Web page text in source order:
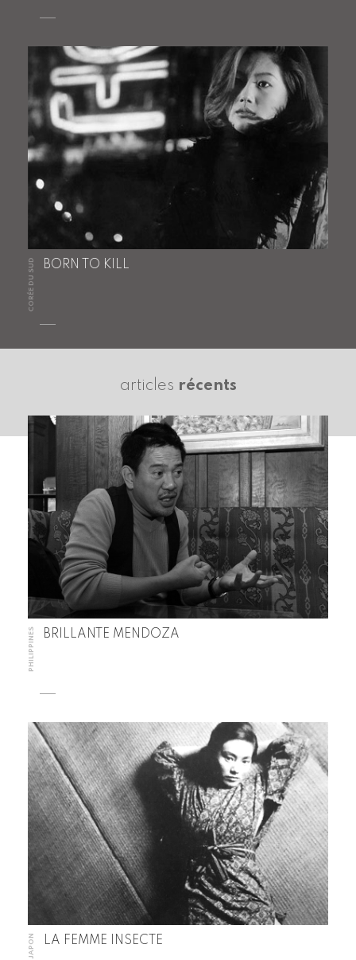
CORÉE DU SUD BORN TO KILL
articles récents
PHILIPPINES BRILLANTE MENDOZA
JAPON LA FEMME INSECTE